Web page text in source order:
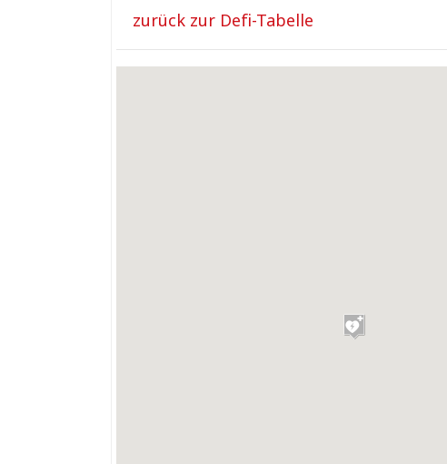
zurück zur Defi-Tabelle